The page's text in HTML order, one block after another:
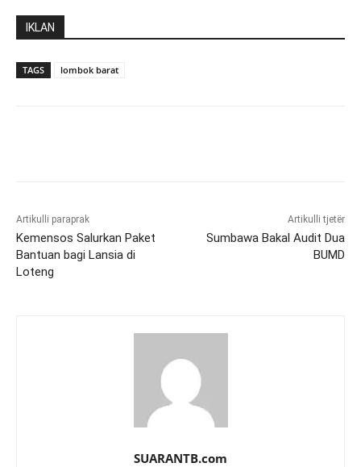
IKLAN
TAGS lombok barat
Artikulli paraprak
Kemensos Salurkan Paket
Bantuan bagi Lansia di
Loteng
Artikulli tjetër
Sumbawa Bakal Audit Dua
BUMD
SUARANTB.com